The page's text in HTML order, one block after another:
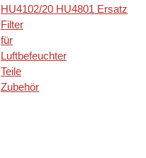
HU4102/20 HU4801 Ersatz
Filter
für
Luftbefeuchter
Teile
Zubehör